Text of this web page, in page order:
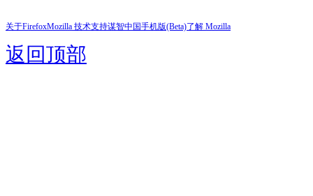
关于FirefoxMozilla 技术支持谋智中国手机版(Beta)了解 Mozilla
返回顶部